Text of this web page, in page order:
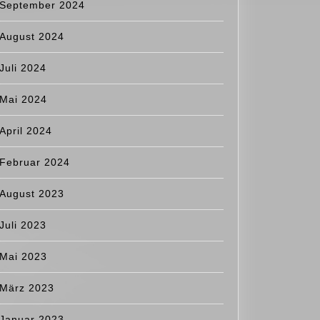
September 2024
August 2024
Juli 2024
Mai 2024
April 2024
Februar 2024
August 2023
Juli 2023
Mai 2023
März 2023